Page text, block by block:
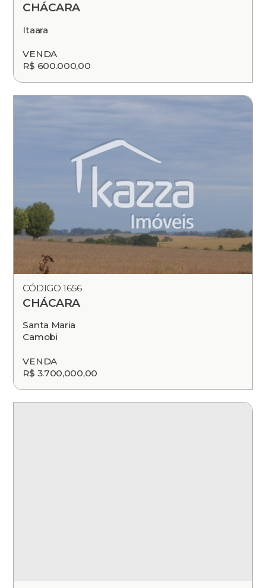
CHÁCARA
Itaara
VENDA
R$ 600.000,00
CÓDIGO 1656
CHÁCARA
Santa Maria
Camobi
VENDA
R$ 3.700,000,00